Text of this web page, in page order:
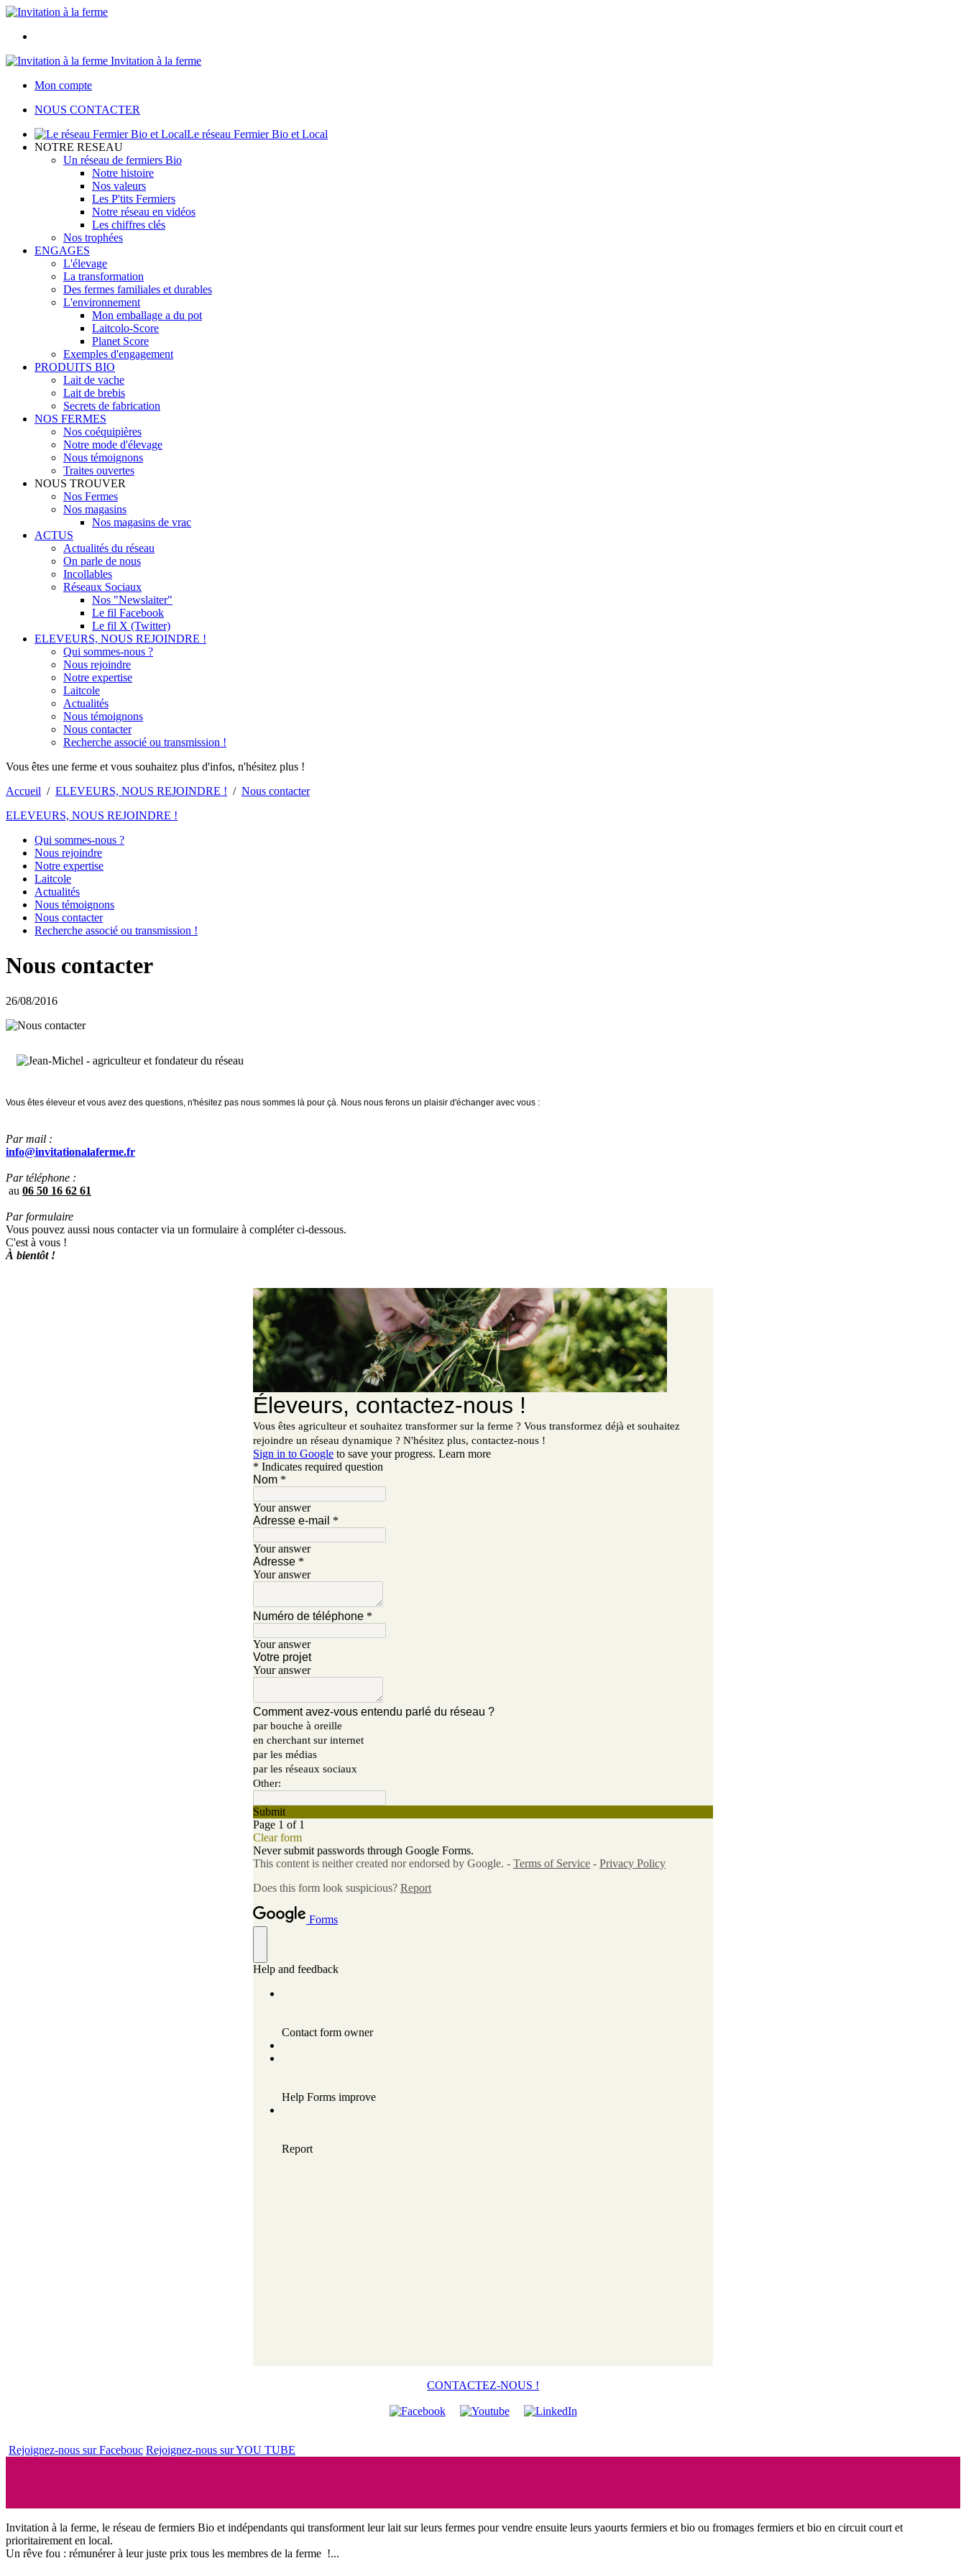
Invitation à la ferme
Mon compte
NOUS CONTACTER
Le réseau Fermier Bio et Local
NOTRE RESEAU
Un réseau de fermiers Bio
Notre histoire
Nos valeurs
Les P'tits Fermiers
Notre réseau en vidéos
Les chiffres clés
Nos trophées
ENGAGES
L'élevage
La transformation
Des fermes familiales et durables
L'environnement
Mon emballage a du pot
Laitcolo-Score
Planet Score
Exemples d'engagement
PRODUITS BIO
Lait de vache
Lait de brebis
Secrets de fabrication
NOS FERMES
Nos coéquipières
Notre mode d'élevage
Nous témoignons
Traites ouvertes
NOUS TROUVER
Nos Fermes
Nos magasins
Nos magasins de vrac
ACTUS
Actualités du réseau
On parle de nous
Incollables
Réseaux Sociaux
Nos "Newslaiter"
Le fil Facebook
Le fil X (Twitter)
ELEVEURS, NOUS REJOINDRE !
Qui sommes-nous ?
Nous rejoindre
Notre expertise
Laitcole
Actualités
Nous témoignons
Nous contacter
Recherche associé ou transmission !
Vous êtes une ferme et vous souhaitez plus d'infos, n'hésitez plus !
Accueil / ELEVEURS, NOUS REJOINDRE ! / Nous contacter
ELEVEURS, NOUS REJOINDRE !
Qui sommes-nous ?
Nous rejoindre
Notre expertise
Laitcole
Actualités
Nous témoignons
Nous contacter
Recherche associé ou transmission !
Nous contacter
26/08/2016
Vous êtes éleveur et vous avez des questions, n'hésitez pas nous sommes là pour çà. Nous nous ferons un plaisir d'échanger avec vous :
Par mail :
info@invitationalaferme.fr
Par téléphone :
au 06 50 16 62 61
Par formulaire
Vous pouvez aussi nous contacter via un formulaire à compléter ci-dessous.
C'est à vous !
À bientôt !
CONTACTEZ-NOUS !
Rejoignez-nous sur Facebouc Rejoignez-nous sur YOU TUBE
Invitation à la ferme, le réseau de fermiers Bio et indépendants qui transforment leur lait sur leurs fermes pour vendre ensuite leurs yaourts fermiers et bio ou fromages fermiers et bio en circuit court et
prioritairement en local.
Un rêve fou : rémunérer à leur juste prix tous les membres de la ferme !...